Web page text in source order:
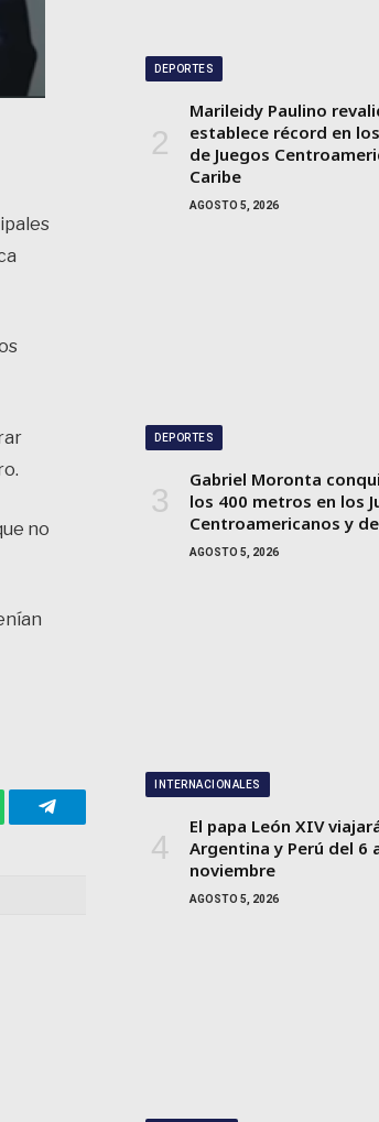
no
Telegram
DEPORTES
Marileidy Paulino
establece récord en
de Juegos
Caribe
AGOSTO 5, 2026
DEPORTES
Gabriel Moronta
los 400 metros en los
Centroamericanos y
AGOSTO 5, 2026
INTERNACIONALES
El papa León XIV
Argentina y Perú del 6
noviembre
AGOSTO 5, 2026